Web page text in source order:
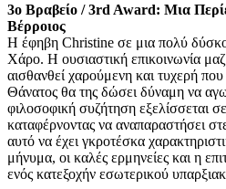
3ο Βραβείο / 3rd Award: Μια
Βέρροιος
Η έφηβη Christine σε μια πολύ
Χάρο. Η ουσιαστική επικοινωνία
αισθανθεί χαρούμενη και τυχερή που
Θάνατος θα της δώσει δύναμη να
φιλοσοφική συζήτηση εξελίσσεται
καταφέρνοντας να αναπαραστήσει
αυτό να έχει γκροτέσκα
μήνυμα, οι καλές ερμηνείες και η
ενός κατεξοχήν εσωτερικού